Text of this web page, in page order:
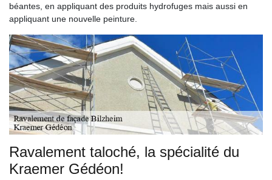
béantes, en appliquant des produits hydrofuges mais aussi en
appliquant une nouvelle peinture.
Ravalement taloché, la spécialité du
Kraemer Gédéon!